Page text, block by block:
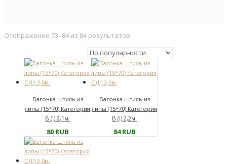
Отображение 73–84 из 84 результатов
Вагонка штиль из
липы (15*70) Категория
В (I) 2,1м.
80RUB
Вагонка штиль из
липы (15*70) Категория
В (I) 2,2м.
84RUB